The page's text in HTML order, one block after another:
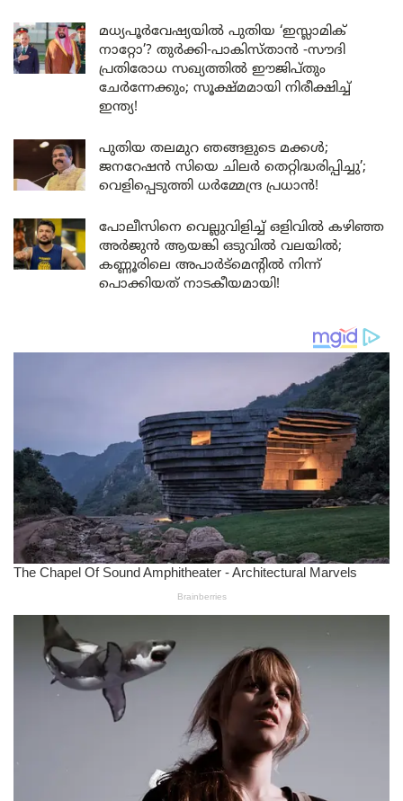
മധ്യപൂർവേഷ്യയിൽ പുതിയ ‘ഇസ്ലാമിക്
നാറ്റോ’? തുർക്കി-പാകിസ്താൻ -സൗദി
പ്രതിരോധ സഖ്യത്തിൽ ഈജിപ്തും
ചേർന്നേക്കും; സൂക്ഷ്മമായി നിരീക്ഷിച്ച്
ഇന്ത്യ!
പുതിയ തലമുറ ഞങ്ങളുടെ മക്കൾ;
ജനറേഷൻ സിയെ ചിലർ തെറ്റിദ്ധരിപ്പിച്ചു’;
വെളിപ്പെടുത്തി ധർമ്മേന്ദ്ര പ്രധാൻ!
പോലീസിനെ വെല്ലുവിളിച്ച് ഒളിവിൽ കഴിഞ്ഞ
അർജുൻ ആയങ്കി ഒടുവിൽ വലയിൽ;
കണ്ണൂരിലെ അപാർട്മെന്റിൽ നിന്ന്
പൊക്കിയത് നാടകീയമായി!